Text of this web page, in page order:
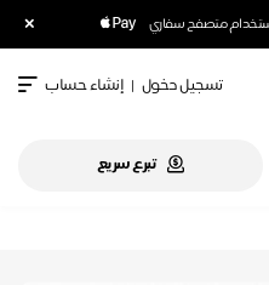
متصفح سفاري ×
تسجيل دخول | إنشاء حساب
تبرع سريع